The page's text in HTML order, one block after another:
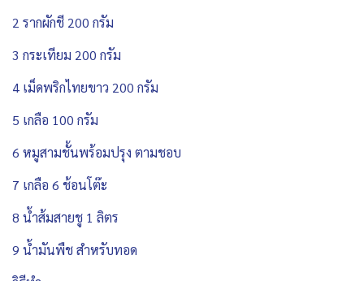
2 รากผักชี 200 กรัม
3 กระเทียม 200 กรัม
4 เม็ดพริกไทยขาว 200 กรัม
5 เกลือ 100 กรัม
6 หมูสามชั้นพร้อมปรุง ตามชอบ
7 เกลือ 6 ช้อนโต๊ะ
8 น้ำส้มสายชู 1 ลิตร
9 น้ำมันพืช สำหรับทอด